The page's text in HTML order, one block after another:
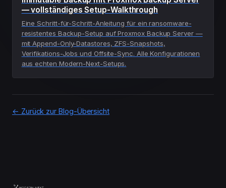
— vollständiges Setup-Walkthrough
Eine Schritt-für-Schritt-Anleitung für ein ransomware-
resistentes Backup-Setup auf Proxmox Backup Server —
mit Append-Only-Datastores, ZFS-Snapshots,
Verifikations-Jobs und Offsite-Sync. Alle Konfigurationen
aus echten Modern-Next-Setups.
← Zurück zur Blog-Übersicht